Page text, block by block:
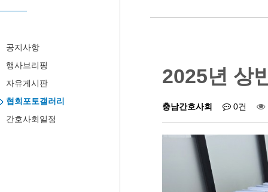
공지사항
행사브리핑
자유게시판
협회포토갤러리
간호사회일정
2025년 상
충남간호사회 0건